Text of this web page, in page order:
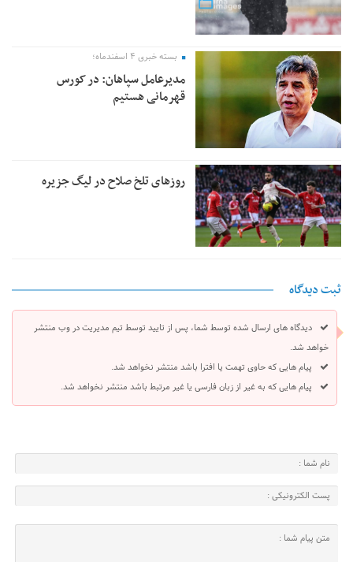
بسته خبری ۴ اسفندماه؛
مدیرعامل سپاهان: در کورس
قهرمانی هستیم
روزهای تلخ صلاح در لیگ جزیره
ثبت دیدگاه
دیدگاه های ارسال شده توسط شما، پس از تایید توسط تیم مدیریت در وب منتشر
خواهد شد.
پیام هایی که حاوی تهمت یا افترا باشد منتشر نخواهد شد.
پیام هایی که به غیر از زبان فارسی یا غیر مرتبط باشد منتشر نخواهد شد.